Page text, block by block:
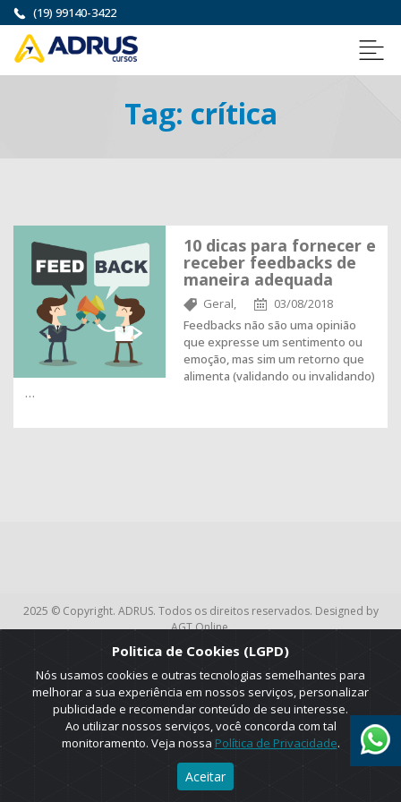
(19) 99140-3422
Tag: crítica
10 dicas para fornecer e
receber feedbacks de
maneira adequada
Geral,
03/08/2018
Feedbacks não são uma opinião
que expresse um sentimento ou
emoção, mas sim um retorno que
alimenta (validando ou invalidando)
…
2025 © Copyright. ADRUS. Todos os direitos reservados. Designed by
AGT Online.
Politica de Cookies (LGPD)
Nós usamos cookies e outras tecnologias semelhantes para
melhorar a sua experiência em nossos serviços, personalizar
publicidade e recomendar conteúdo de seu interesse.
Ao utilizar nossos serviços, você concorda com tal
monitoramento. Veja nossa Política de Privacidade.
Aceitar